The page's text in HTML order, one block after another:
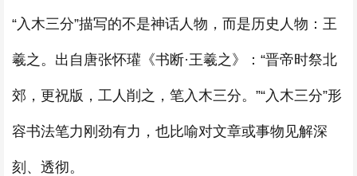
“入木三分”描写的不是神话人物，而是历史人物：王
羲之。出自唐张怀瓘《书断·王羲之》：“晋帝时祭北
郊，更祝版，工人削之，笔入木三分。”“入木三分”形
容书法笔力刚劲有力，也比喻对文章或事物见解深
刻、透彻。